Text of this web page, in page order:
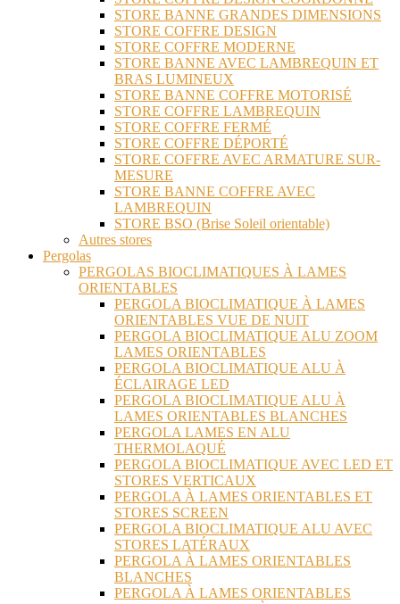
STORE BANNE GRANDES DIMENSIONS
STORE COFFRE DESIGN
STORE COFFRE MODERNE
STORE BANNE AVEC LAMBREQUIN ET
BRAS LUMINEUX
STORE BANNE COFFRE MOTORISÉ
STORE COFFRE LAMBREQUIN
STORE COFFRE FERMÉ
STORE COFFRE DÉPORTÉ
STORE COFFRE AVEC ARMATURE SUR-
MESURE
STORE BANNE COFFRE AVEC
LAMBREQUIN
STORE BSO (Brise Soleil orientable)
Autres stores
Pergolas
PERGOLAS BIOCLIMATIQUES À LAMES
ORIENTABLES
PERGOLA BIOCLIMATIQUE À LAMES
ORIENTABLES VUE DE NUIT
PERGOLA BIOCLIMATIQUE ALU ZOOM
LAMES ORIENTABLES
PERGOLA BIOCLIMATIQUE ALU À
ÉCLAIRAGE LED
PERGOLA BIOCLIMATIQUE ALU À
LAMES ORIENTABLES BLANCHES
PERGOLA LAMES EN ALU
THERMOLAQUÉ
PERGOLA BIOCLIMATIQUE AVEC LED ET
STORES VERTICAUX
PERGOLA À LAMES ORIENTABLES ET
STORES SCREEN
PERGOLA BIOCLIMATIQUE ALU AVEC
STORES LATÉRAUX
PERGOLA À LAMES ORIENTABLES
BLANCHES
PERGOLA À LAMES ORIENTABLES